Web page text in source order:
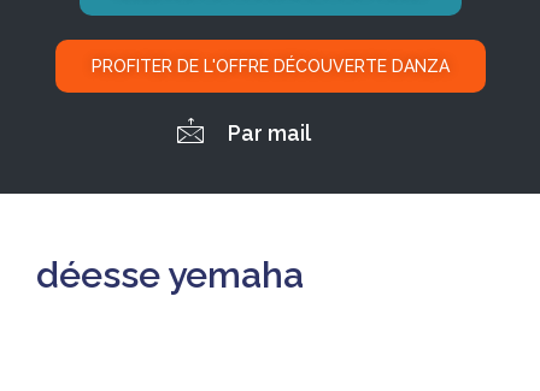
PROFITER DE L'OFFRE DÉCOUVERTE DANZA
Par mail
déesse yemaha